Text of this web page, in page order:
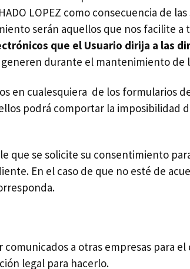
LOPEZ como consecuencia de
serán aquellos que nos facilite a
que el Usuario dirija a las
generen durante el mantenimiento
en cualesquiera de los formularios
podrá comportar la imposibilidad
que se solicite su consentimiento
En el caso de que no esté de
a otras empresas para
legal para hacerlo.